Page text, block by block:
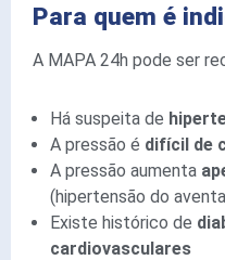
Para quem é
A MAPA 24h pode ser
Há suspeita de
A pressão é difícil de
A pressão aumenta
(hipertensão do
Existe histórico de
cardiovasculares